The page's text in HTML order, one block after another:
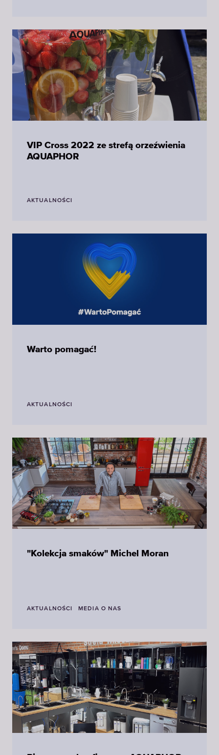
VIP Cross 2022 ze strefą orzeźwienia
AQUAPHOR
AKTUALNOŚCI
Warto pomagać!
AKTUALNOŚCI
"Kolekcja smaków" Michel Moran
AKTUALNOŚCI MEDIA O NAS